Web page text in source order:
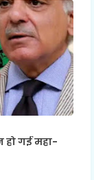
हो गई महा-